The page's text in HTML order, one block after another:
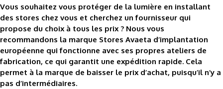
Vous souhaitez vous protéger de la lumière en installant
des stores chez vous et cherchez un fournisseur qui
propose du choix à tous les prix ? Nous vous
recommandons la marque Stores Avaeta d’implantation
européenne qui fonctionne avec ses propres ateliers de
fabrication, ce qui garantit une expédition rapide. Cela
permet à la marque de baisser le prix d’achat, puisqu’il n’y a
pas d’intermédiaires.